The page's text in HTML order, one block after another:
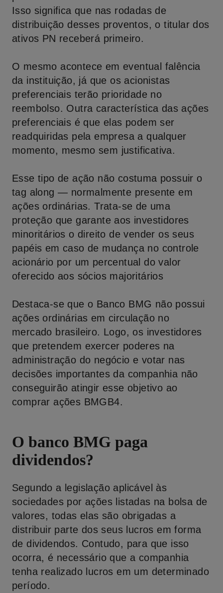
Isso significa que nas rodadas de
distribuição desses proventos, o titular dos
ativos PN receberá primeiro.
O mesmo acontece em eventual falência
da instituição, já que os acionistas
preferenciais terão prioridade no
reembolso. Outra característica das ações
preferenciais é que elas podem ser
readquiridas pela empresa a qualquer
momento, mesmo sem justificativa.
Esse tipo de ação não costuma possuir o
tag along — normalmente presente em
ações ordinárias. Trata-se de uma
proteção que garante aos investidores
minoritários o direito de vender os seus
papéis em caso de mudança no controle
acionário por um percentual do valor
oferecido aos sócios majoritários
Destaca-se que o Banco BMG não possui
ações ordinárias em circulação no
mercado brasileiro. Logo, os investidores
que pretendem exercer poderes na
administração do negócio e votar nas
decisões importantes da companhia não
conseguirão atingir esse objetivo ao
comprar ações BMGB4.
O banco BMG paga
dividendos?
Segundo a legislação aplicável às
sociedades por ações listadas na bolsa de
valores, todas elas são obrigadas a
distribuir parte dos seus lucros em forma
de dividendos. Contudo, para que isso
ocorra, é necessário que a companhia
tenha realizado lucros em um determinado
período.